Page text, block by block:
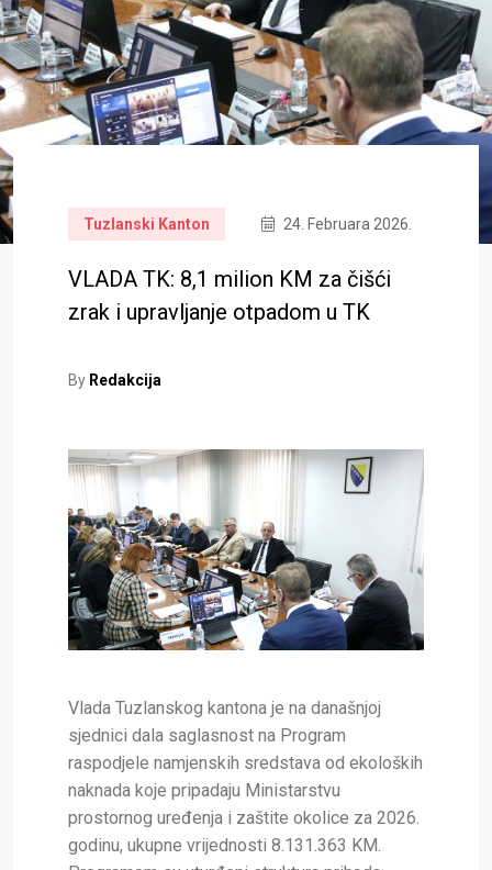
Tuzlanski Kanton 24. Februara 2026.
VLADA TK: 8,1 milion KM za čišći
zrak i upravljanje otpadom u TK
By Redakcija
Vlada Tuzlanskog kantona je na današnjoj
sjednici dala saglasnost na Program
raspodjele namjenskih sredstava od ekoloških
naknada koje pripadaju Ministarstvu
prostornog uređenja i zaštite okolice za 2026.
godinu, ukupne vrijednosti 8.131.363 KM.